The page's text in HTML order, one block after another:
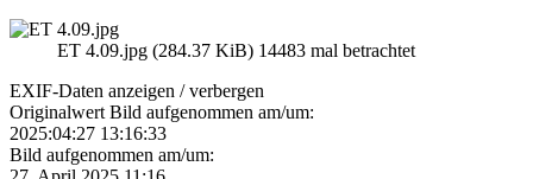
ET 4.09.jpg (284.37 KiB) 14483 mal betrachtet
EXIF-Daten anzeigen / verbergen
Originalwert Bild aufgenommen am/um:
2025:04:27 13:16:33
Bild aufgenommen am/um: